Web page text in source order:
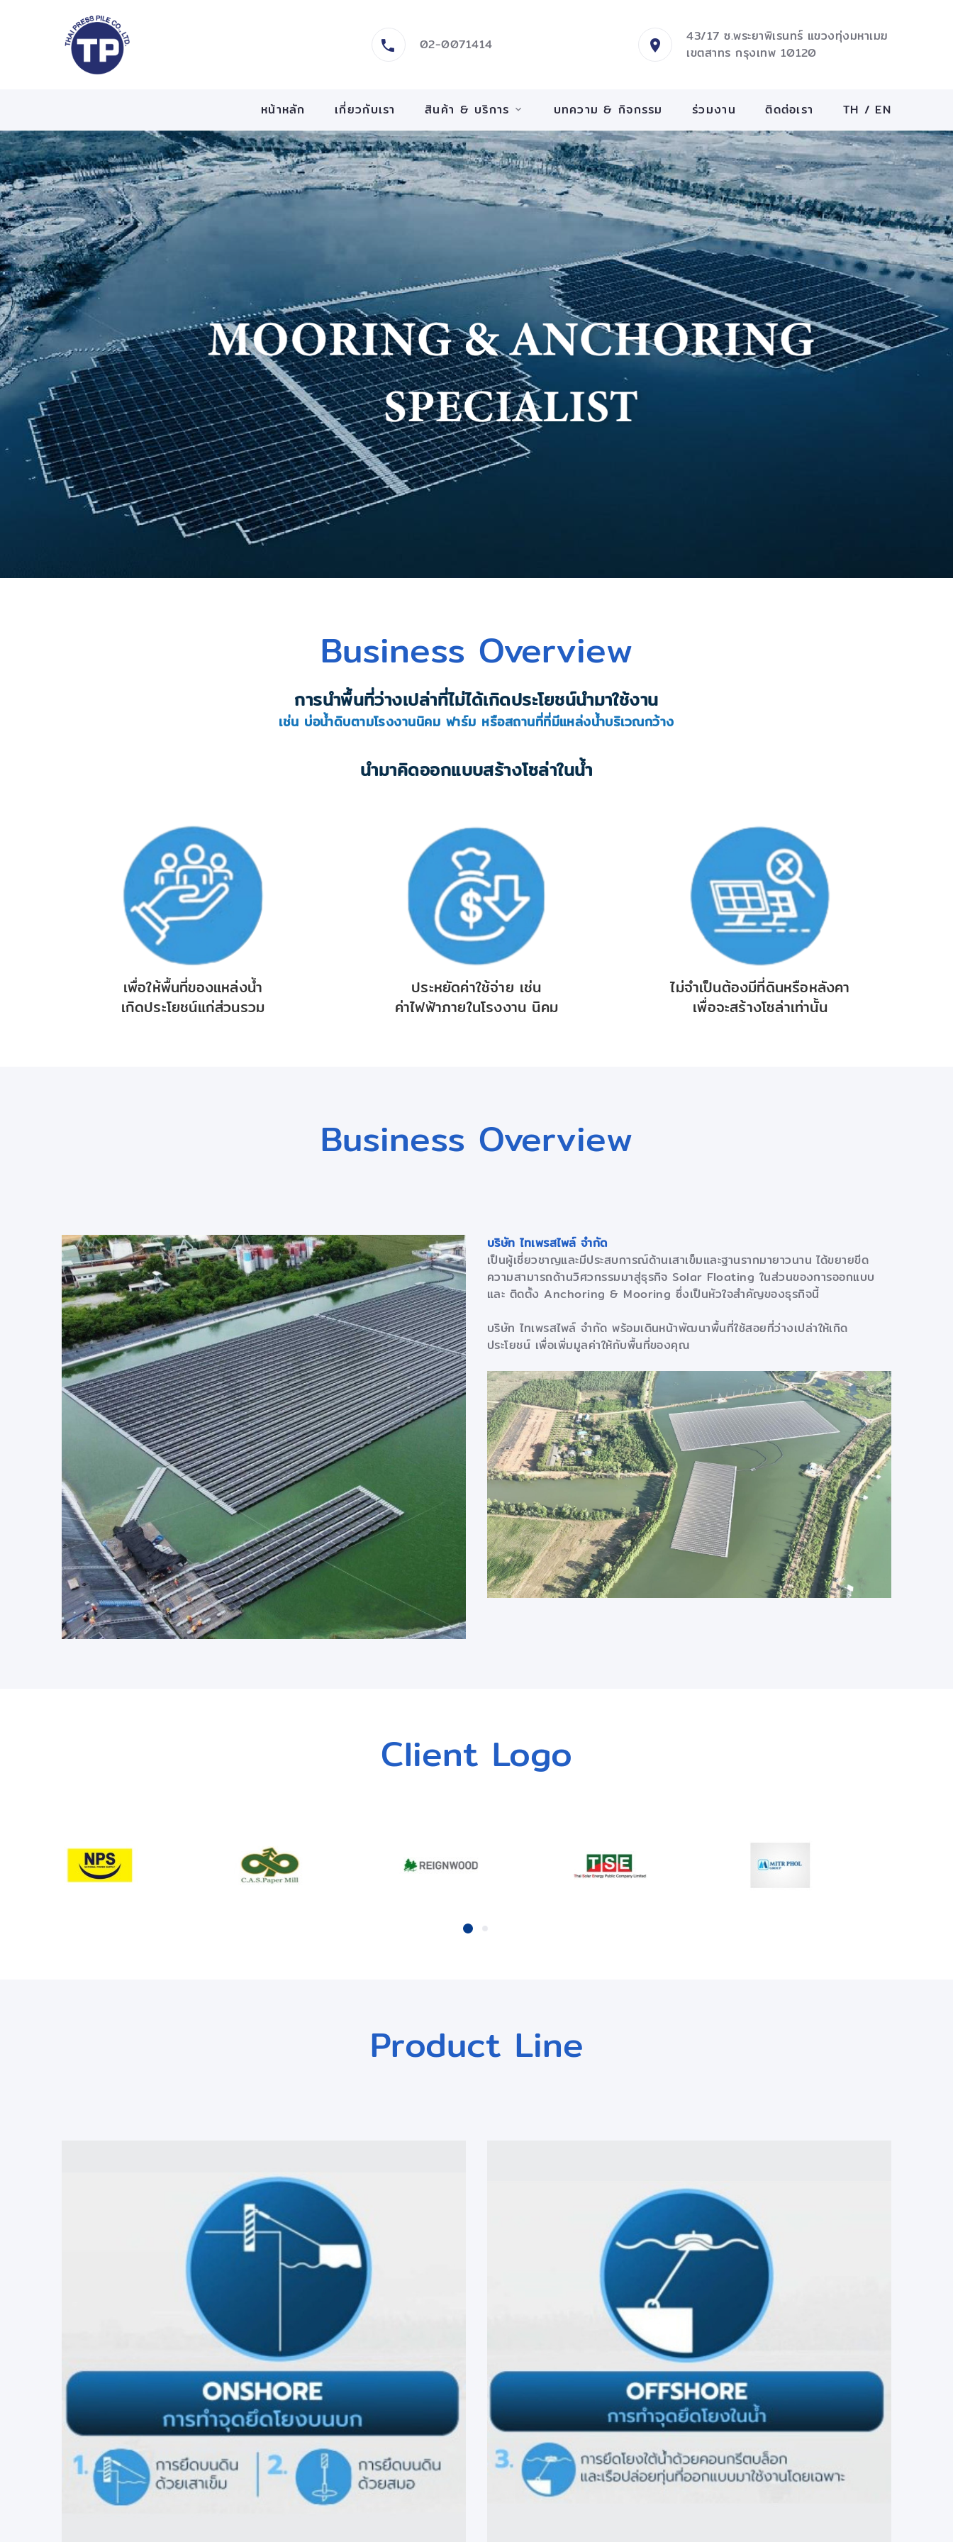
02-0071414
43/17 ซ.พระยาพิเรนทร์ แขวงทุ่งมหาเมฆ
เขตสาทร กรุงเทพ 10120
หน้าหลัก เกี่ยวกับเรา สินค้า & บริการ บทความ & กิจกรรม ร่วมงาน ติดต่อเรา TH / EN
Business Overview
การนำพื้นที่ว่างเปล่าที่ไม่ได้เกิดประโยชน์นำมาใช้งาน
เช่น บ่อน้ำดิบตามโรงงานนิคม ฟาร์ม หรือสถานที่ที่มีแหล่งน้ำบริเวณกว้าง
นำมาคิดออกแบบสร้างโซล่าในน้ำ
เพื่อให้พื้นที่ของแหล่งน้ำ
เกิดประโยชน์แก่ส่วนรวม
ประหยัดค่าใช้จ่าย เช่น
ค่าไฟฟ้าภายในโรงงาน นิคม
ไม่จำเป็นต้องมีที่ดินหรือหลังคา
เพื่อจะสร้างโซล่าเท่านั้น
Business Overview
บริษัท ไทเพรสไพล์ จำกัด
เป็นผู้เชี่ยวชาญและมีประสบการณ์ด้านเสาเข็มและฐานรากมายาวนาน ได้ขยายขีด
ความสามารถด้านวิศวกรรมมาสู่ธุรกิจ Solar Floating ในส่วนของการออกแบบ
และ ติดตั้ง Anchoring & Mooring ซึ่งเป็นหัวใจสำคัญของธุรกิจนี้
บริษัท ไทเพรสไพล์ จำกัด พร้อมเดินหน้าพัฒนาพื้นที่ใช้สอยที่ว่างเปล่าให้เกิด
ประโยชน์ เพื่อเพิ่มมูลค่าให้กับพื้นที่ของคุณ
Client Logo
Product Line